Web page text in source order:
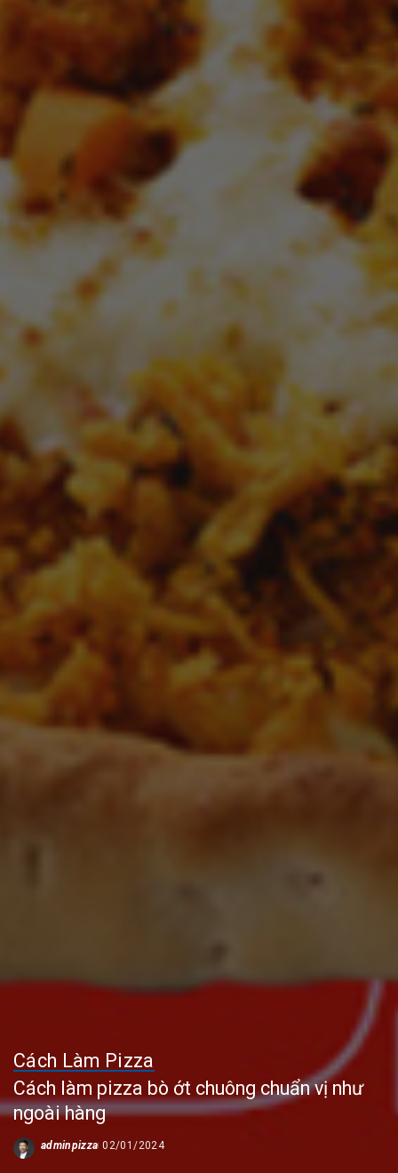
Cách Làm Pizza
Cách làm pizza bò ớt chuông chuẩn vị như
ngoài hàng
Posted
adminpizza 02/01/2024